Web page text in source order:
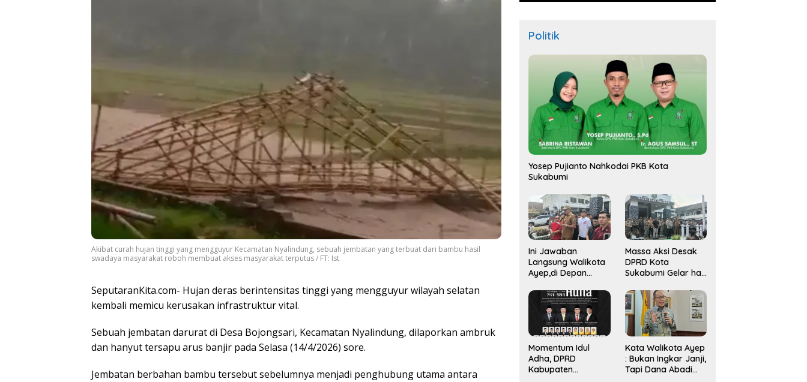
Akibat curah hujan tinggi yang mengguyur Kecamatan Nyalindung, sebuah jembatan yang terbuat dari bambu hasil
swadaya masyarakat roboh membuat akses masyarakat terputus / FT: Ist
SeputaranKita.com- Hujan deras berintensitas tinggi yang mengguyur wilayah selatan
kembali memicu kerusakan infrastruktur vital.
Sebuah jembatan darurat di Desa Bojongsari, Kecamatan Nyalindung, dilaporkan ambruk
dan hanyut tersapu arus banjir pada Selasa (14/4/2026) sore.
Jembatan berbahan bambu tersebut sebelumnya menjadi penghubung utama antara
Politik
Yosep Pujianto Nahkodai PKB Kota
Sukabumi
Ini Jawaban
Langsung Walikota
Ayep,di Depan
Massa Aksi Desak
DPRD Kota
Sukabumi Gelar hak
Pemakzulan
Walikota
Momentum Idul
Adha, DPRD
Kabupaten
Kata Walikota Ayep
: Bukan Ingkar Janji,
Tapi Dana Abadi